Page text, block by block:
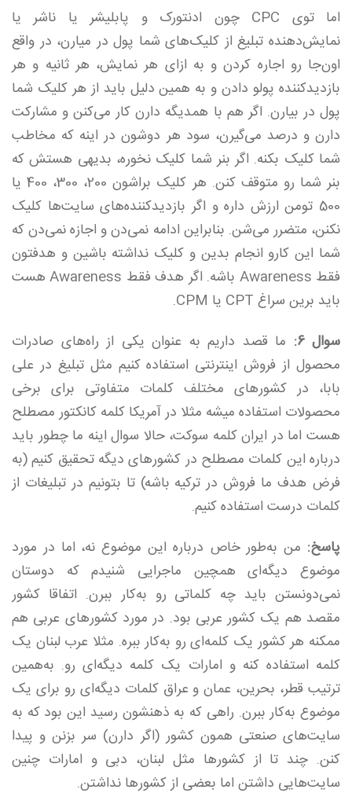
اما توی CPC چون ادنتورک و پابلیشر یا ناشر یا
نمایش‌دهنده تبلیغ از کلیک‌های شما پول در میارن، در واقع
اون‌جا رو اجاره کردن و به ازای هر نمایش، هر ثانیه و هر
بازدیدکننده پولو دادن و به‌ همین دلیل باید از هر کلیک شما
پول در بیارن. اگر هم با همدیگه دارن کار می‌کنن و مشارکت
دارن و درصد می‌گیرن، سود هر دوشون در اینه که مخاطب
شما کلیک بکنه. اگر بنر شما کلیک نخوره، بدیهی هستش که
بنر شما رو متوقف کنن. هر کلیک براشون 200، 300، 400 یا
500 تومن ارزش داره و اگر بازدیدکننده‌های سایت‌ها کلیک
نکنن، متضرر می‌شن. بنابراین ادامه نمی‌دن و اجازه نمی‌دن که
شما این کارو انجام بدین و کلیک نداشته باشین و هدفتون
فقط Awareness باشه. اگر هدف فقط Awareness هست
باید برین سراغ CPT یا CPM.
سوال 6:
ما قصد داریم به عنوان یکی از راه‌های صادرات
محصول از فروش اینترنتی استفاده کنیم مثل تبلیغ در علی
بابا، در کشورهای مختلف کلمات متفاوتی برای برخی
محصولات استفاده میشه مثلا در آمریکا کلمه کانکتور مصطلح
هست اما در ایران کلمه سوکت، حالا سوال اینه ما چطور باید
درباره این کلمات مصطلح در کشورهای دیگه تحقیق کنیم (به
فرض هدف ما فروش در ترکیه باشه) تا بتونیم در تبلیغات از
کلمات درست استفاده کنیم.
پاسخ: من به‌طور خاص درباره این موضوع نه، اما در مورد
موضوع دیگه‌ای همچین ماجرایی شنیدم که دوستان
نمی‌دونستن باید چه کلماتی رو به‌کار ببرن. اتفاقا کشور
مقصد هم یک کشور عربی بود. در مورد کشورهای عربی هم
ممکنه هر کشور یک کلمه‌ای رو به‌کار ببره. مثلا عرب لبنان یک
کلمه استفاده کنه و امارات یک کلمه دیگه‌ای رو. به‌همین
ترتیب قطر، بحرین، عمان و عراق کلمات دیگه‌ای رو برای یک
موضوع به‌کار ببرن. راهی که به ذهنشون رسید این بود که به
سایت‌های صنعتی همون کشور (اگر دارن) سر بزنن و پیدا
کنن. چند تا از کشورها مثل لبنان، دبی و امارات چنین
سایت‌هایی داشتن اما بعضی از کشور‌ها نداشتن.